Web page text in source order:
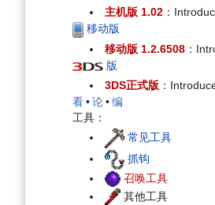
主机版 1.02 ：
移动版
移动版 1.2.6508 ：
版
3DS正式版 ：
看•论•编
工具：
常见工具
抓钩
召唤工具
其他工具